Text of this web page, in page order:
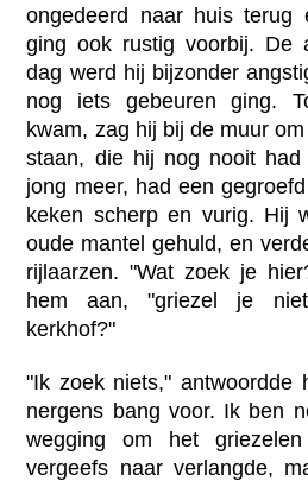
ongedeerd naar huis terug
ging ook rustig voorbij. De
dag werd hij bijzonder
nog iets gebeuren ging.
kwam, zag hij bij de muur
staan, die hij nog nooit
jong meer, had een
keken scherp en vurig. Hij
oude mantel gehuld, en
rijlaarzen. "Wat zoek je
hem aan, "griezel je
kerkhof?"
"Ik zoek niets," antwoordde
nergens bang voor. Ik ben
wegging om het
vergeefs naar verlangde,